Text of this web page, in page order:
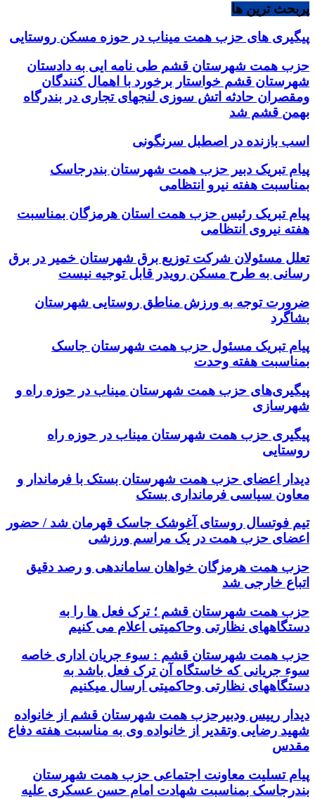
پربحث ترین ها
پیگیری های حزب همت میناب در حوزه مسکن روستایی
حزب همت شهرستان قشم طی نامه ایی به دادستان
شهرستان قشم خواستار برخورد با اهمال کنندگان
ومقصران حادثه اتش سوزی لنجهای تجاری در بندرگاه
بهمن قشم شد
اسب بازنده در اصطبل سرنگونی
پیام تبریک دبیر حزب همت شهرستان بندرجاسک
بمناسبت هفته نیرو انتظامی
پیام تبریک رئیس حزب همت استان هرمزگان بمناسبت
هفته نیروی انتظامی
تعلل مسئولان شرکت توزیع برق شهرستان خمیر در برق
رسانی به طرح مسکن رویدر قابل توجیه نیست
ضرورت توجه به ورزش مناطق روستایی شهرستان
بشاگرد
پیام تبریک مسئول حزب همت شهرستان جاسک
بمناسبت هفته وحدت
پیگیری‌های حزب همت شهرستان میناب در حوزه راه و
شهرسازی
پیگیری حزب همت شهرستان میناب در حوزه راه
روستایی
دیدار اعضای حزب همت شهرستان بستک با فرماندار و
معاون سیاسی فرمانداری بستک
تیم فوتسال روستای آغوشک جاسک قهرمان شد / حضور
اعضای حزب همت در یک مراسم ورزشی
حزب همت هرمزگان خواهان ساماندهی و رصد دقیق
اتباع خارجی شد
حزب همت شهرستان قشم ؛ ترک فعل ها را به
دستگاههای نظارتی وحاکمیتی اعلام می کنیم
حزب همت شهرستان قشم : سوء جریان اداری خاصه
سوء جریانی که خاستگاه آن ترک فعل باشد به
دستگاههای نظارتی وحاکمیتی ارسال میکنیم
دیدار رییس ودبیرحزب همت شهرستان قشم از خانواده
شهید رضایی وتقدیر از خانواده وی به مناسبت هفته دفاع
مقدس
پیام تسلیت معاونت اجتماعی حزب همت شهرستان
بندرجاسک بمناسبت شهادت امام حسن عسکری علیه